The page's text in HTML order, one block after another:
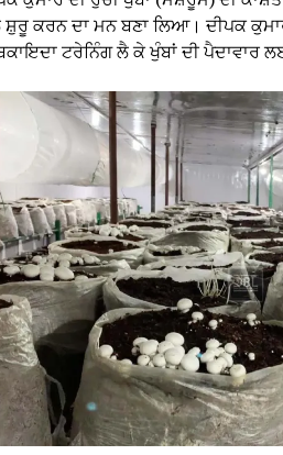
ਸ਼ੁਰੂ ਕਰਨ ਦਾ ਮਨ ਬਣਾ ਲਿਆ। ਦੀਪਕ
ਟਰੇਨਿੰਗ ਲੈ ਕੇ ਖੁੰਬਾਂ ਦੀ ਪੈਦਾਵਾਰ